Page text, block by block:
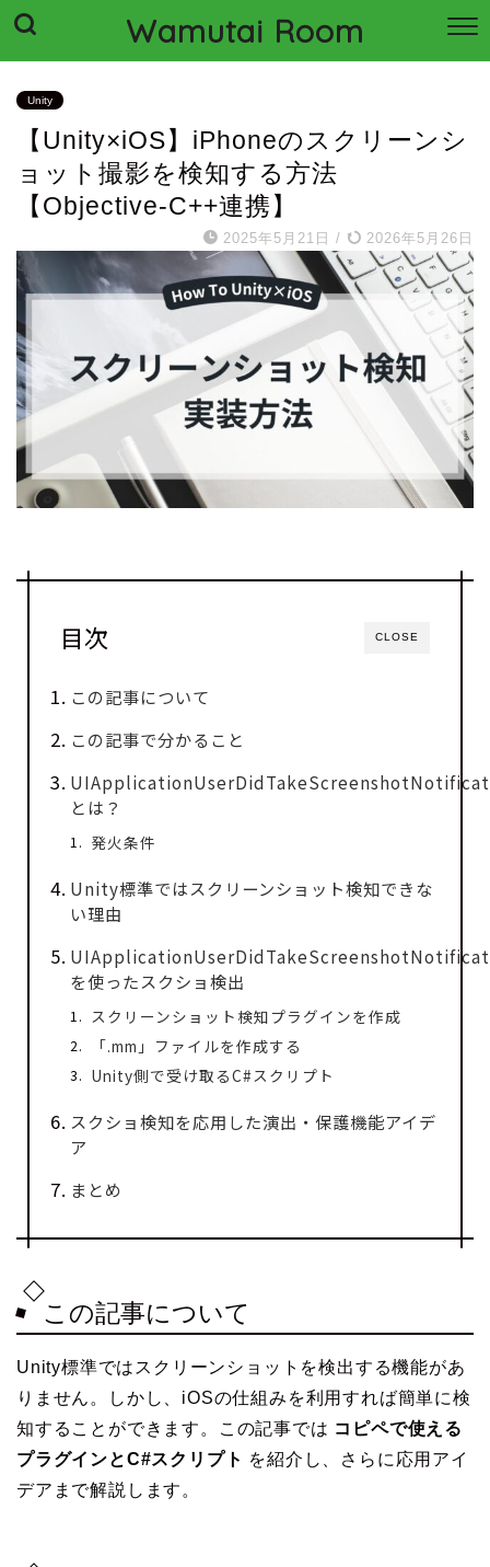
Wamutai Room
Unity
【Unity×iOS】iPhoneのスクリーンシ
ョット撮影を検知する方法
【Objective-C++連携】
2025年5月21日 / 2026年5月26日
CLOSE
目次
この記事について
この記事で分かること
とは？
発火条件
Unity標準ではスクリーンショット検知できな
い理由
を使ったスクショ検出
スクリーンショット検知プラグインを作成
「.mm」ファイルを作成する
Unity側で受け取るC#スクリプト
スクショ検知を応用した演出・保護機能アイデ
ア
まとめ
この記事について
Unity標準ではスクリーンショットを検出する機能があ
りません。しかし、iOSの仕組みを利用すれば簡単に検
知することができます。この記事では コピペで使える
プラグインとC#スクリプト を紹介し、さらに応用アイ
デアまで解説します。